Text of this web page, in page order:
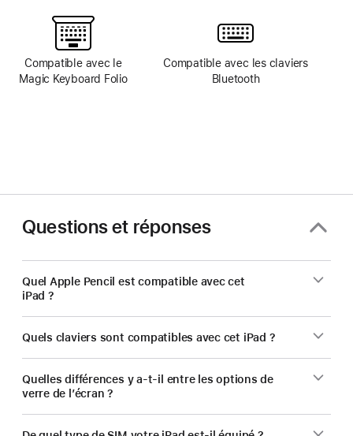
pageCompatible avec le
Magic Keyboard Folio
Compatible avec les claviers
Bluetooth
Questions et réponses
Quel Apple Pencil est compatible avec cet
iPad ?
Quels claviers sont compatibles avec cet iPad ?
Quelles différences y a‑t‑il entre les options de
verre de l’écran ?